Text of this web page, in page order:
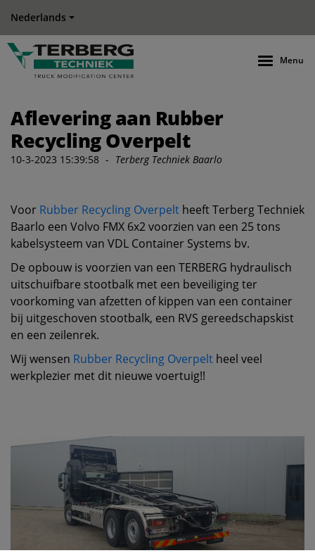
Nederlands
Menu
Aflevering aan Rubber
Recycling Overpelt
10-3-2023 15:39:58 - Terberg Techniek Baarlo
Voor Rubber Recycling Overpelt heeft Terberg Techniek
Baarlo een Volvo FMX 6x2 voorzien van een 25 tons
kabelsysteem van VDL Container Systems bv.
De opbouw is voorzien van een TERBERG hydraulisch
uitschuifbare stootbalk met een beveiliging ter
voorkoming van afzetten of kippen van een container
bij uitgeschoven stootbalk, een RVS gereedschapskist
en een zeilenrek.
Wij wensen Rubber Recycling Overpelt heel veel
werkplezier met dit nieuwe voertuig!!